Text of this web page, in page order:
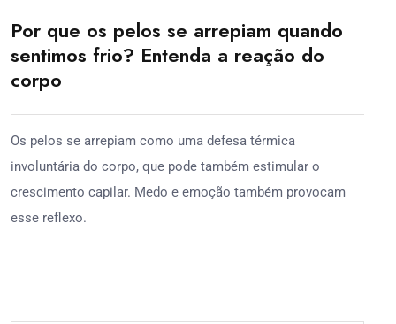
Por que os pelos se arrepiam quando
sentimos frio? Entenda a reação do
corpo
Os pelos se arrepiam como uma defesa térmica
involuntária do corpo, que pode também estimular o
crescimento capilar. Medo e emoção também provocam
esse reflexo.